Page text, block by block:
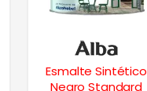
Esmalte Sintético
Negro Standard